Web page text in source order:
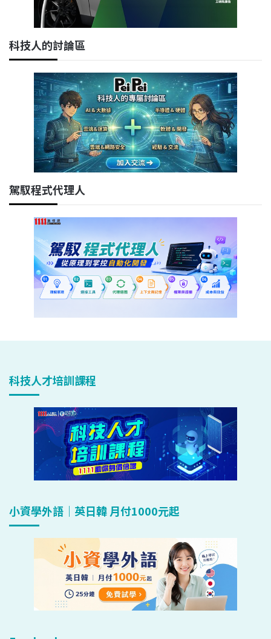
科技人的討論區
駕馭程式代理人
科技人才培訓課程
小資學外語｜英日韓 月付1000元起